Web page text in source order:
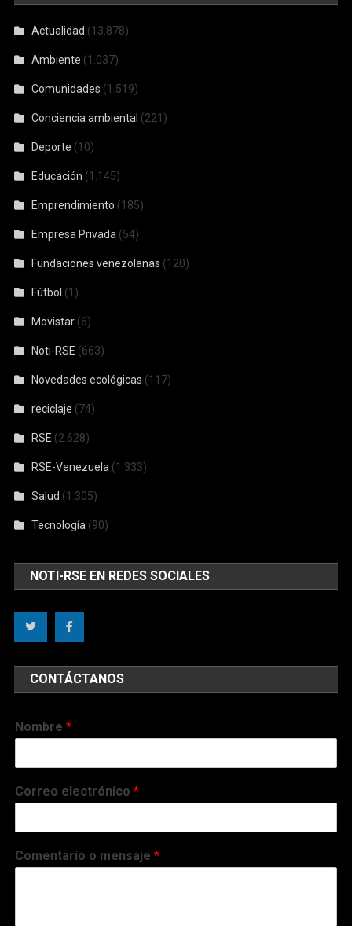
Actualidad (13.878)
Ambiente (1.037)
Comunidades (1.519)
Conciencia ambiental (221)
Deporte (10)
Educación (1.145)
Emprendimiento (185)
Empresa Privada (54)
Fundaciones venezolanas (120)
Fútbol (1)
Movistar (6)
Noti-RSE (663)
Novedades ecológicas (117)
reciclaje (74)
RSE (2.628)
RSE-Venezuela (1.333)
Salud (1.305)
Tecnología (90)
NOTI-RSE EN REDES SOCIALES
CONTÁCTANOS
Nombre*
Correo electrónico*
Comentario o mensaje*